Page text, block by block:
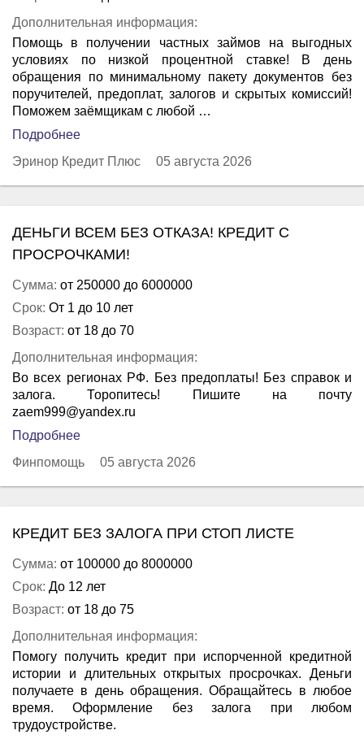
Дополнительная информация:
Помощь в получении частных займов на выгодных
условиях по низкой процентной ставке! В день
обращения по минимальному пакету документов без
поручителей, предоплат, залогов и скрытых комиссий!
Поможем заёмщикам с любой …
Подробнее
Эринор Кредит Плюс
05 августа 2026
ДЕНЬГИ ВСЕМ БЕЗ ОТКАЗА! КРЕДИТ С
ПРОСРОЧКАМИ!
Сумма: от 250000 до 6000000
Срок: От 1 до 10 лет
Возраст: от 18 до 70
Дополнительная информация:
Во всех регионах РФ. Без предоплаты! Без справок и
залога. Торопитесь! Пишите на почту
zaem999@yandex.ru
Подробнее
Финпомощь
05 августа 2026
КРЕДИТ БЕЗ ЗАЛОГА ПРИ СТОП ЛИСТЕ
Сумма: от 100000 до 8000000
Срок: До 12 лет
Возраст: от 18 до 75
Дополнительная информация:
Помогу получить кредит при испорченной кредитной
истории и длительных открытых просрочках. Деньги
получаете в день обращения. Обращайтесь в любое
время. Оформление без залога при любом
трудоустройстве.